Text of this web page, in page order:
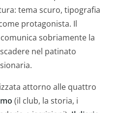
tema scuro, tipografia
protagonista. Il
sobriamente la
nel patinato
attorno alle quattro
(il club, la storia, i